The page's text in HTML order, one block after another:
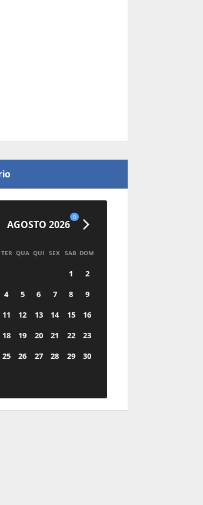
AGOSTO 2026
0
TER QUA QUI SEX SAB DOM
1
2
4 5 6 7 8
9
11 12 13 14 15
16
18 19 20 21 22
23
25 26 27 28 29
30